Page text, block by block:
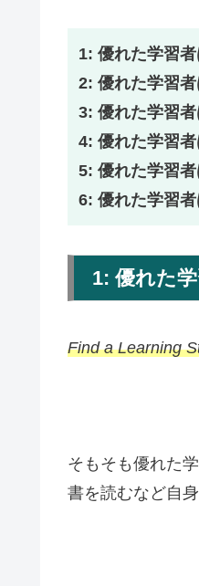
1: 優れた学習
2: 優れた学習
3: 優れた学習
4: 優れた学習
5: 優れた学習
6: 優れた学習
1: 優れた
Find a Learning
そもそも優れた
書を読むなど自